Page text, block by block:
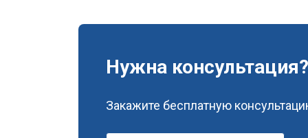
Нужна консультация?
Закажите бесплатную